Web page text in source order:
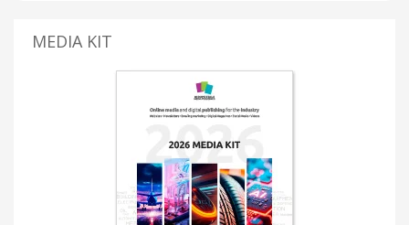
MEDIA KIT